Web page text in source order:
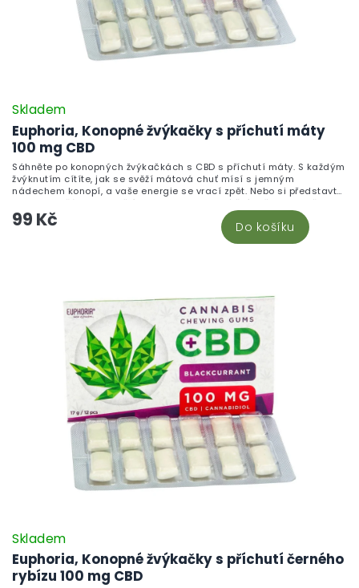
Euphoria, Konopné žvýkačky s příchutí máty
100 mg CBD
Skladem
99 Kč Do košíku
Sáhněte po konopných žvýkačkách s CBD s příchutí máty. S každým
žvýknutím cítíte, jak se svěží mátová chuť mísí s jemným
nádechem konopí, a vaše energie se vrací zpět. Nebo si představte,
jak jste s přáteli a podělíte se o tyto lahodné žvýkačky. Nejenže
osvěží váš dech, ale díky CBD vás také zklidní a uvolní.
Euphoria, Konopné žvýkačky s příchutí černého
rybízu 100 mg CBD
Skladem